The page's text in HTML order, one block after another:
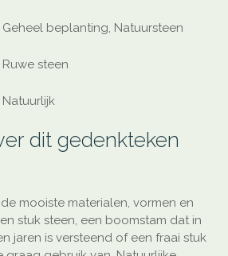
Geheel beplanting, Natuursteen
Ruwe steen
Natuurlijk
dit gedenkteken
mooiste materialen, vormen en
stuk steen, een boomstam dat in
jaren is versteend of een fraai stuk